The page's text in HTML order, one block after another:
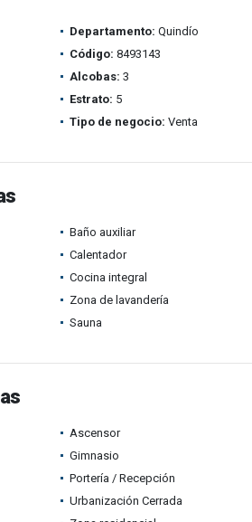
Departamento: Quindío
Código: 8493143
Alcobas: 3
Estrato: 5
Tipo de negocio: Venta
Baño auxiliar
Calentador
Cocina integral
Zona de lavandería
Sauna
Ascensor
Gimnasio
Portería / Recepción
Urbanización Cerrada